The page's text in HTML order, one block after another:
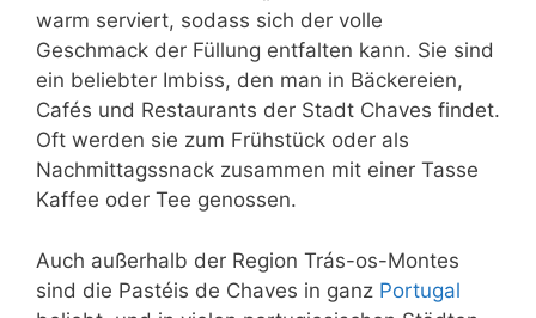
warm serviert, sodass sich der volle
Geschmack der Füllung entfalten kann. Sie sind
ein beliebter Imbiss, den man in Bäckereien,
Cafés und Restaurants der Stadt Chaves findet.
Oft werden sie zum Frühstück oder als
Nachmittagssnack zusammen mit einer Tasse
Kaffee oder Tee genossen.
Auch außerhalb der Region Trás-os-Montes
sind die Pastéis de Chaves in ganz Portugal